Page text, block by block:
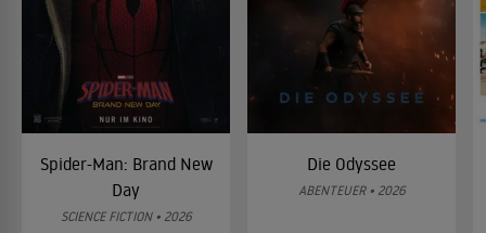
Spider-Man: Brand New
Day
SCIENCE FICTION • 2026
Die Odyssee
ABENTEUER • 2026